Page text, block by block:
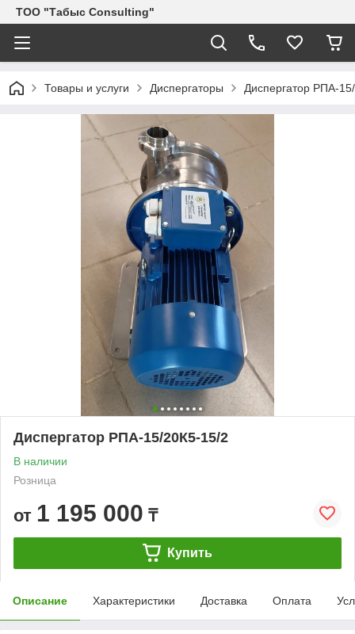
ТОО "Табыс Consulting"
Товары и услуги Диспергаторы Диспергатор РПА-
Диспергатор РПА-15/20К5-15/2
В наличии
Розница
от 1 195 000 ₸
Купить
Описание Характеристики Доставка Оплата